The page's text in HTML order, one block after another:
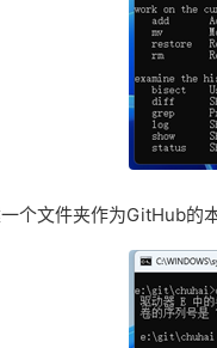
个文件夹作为GitHub的